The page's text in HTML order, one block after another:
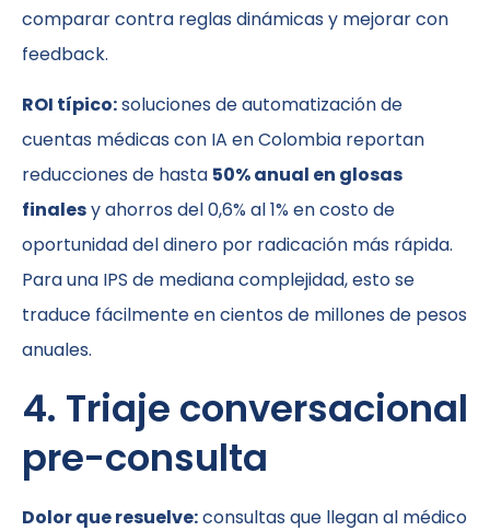
comparar contra reglas dinámicas y mejorar con
feedback.
ROI típico:soluciones de automatización de
cuentas médicas con IA en Colombia reportan
reducciones de hasta 50% anual en glosas
finalesy ahorros del 0,6% al 1% en costo de
oportunidad del dinero por radicación más rápida.
Para una IPS de mediana complejidad, esto se
traduce fácilmente en cientos de millones de pesos
anuales.
4. Triaje conversacional
pre-consulta
Dolor que resuelve:consultas que llegan al médico